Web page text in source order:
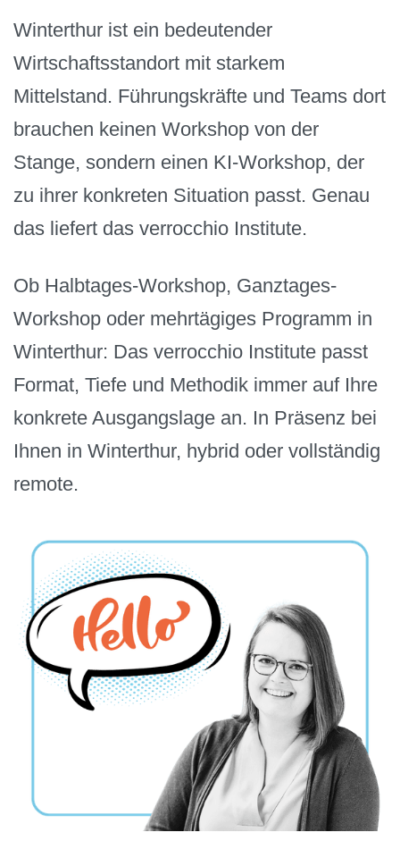
Winterthur ist ein bedeutender
Wirtschaftsstandort mit starkem
Mittelstand. Führungskräfte und Teams dort
brauchen keinen Workshop von der
Stange, sondern einen KI-Workshop, der
zu ihrer konkreten Situation passt. Genau
das liefert das verrocchio Institute.
Ob Halbtages-Workshop, Ganztages-
Workshop oder mehrtägiges Programm in
Winterthur: Das verrocchio Institute passt
Format, Tiefe und Methodik immer auf Ihre
konkrete Ausgangslage an. In Präsenz bei
Ihnen in Winterthur, hybrid oder vollständig
remote.